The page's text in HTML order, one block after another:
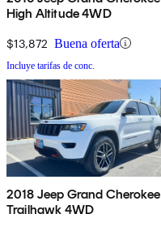
High Altitude 4WD
$13,872 Buena oferta
Incluye tarifas de conc.
2018 Jeep Grand Cherokee
Trailhawk 4WD